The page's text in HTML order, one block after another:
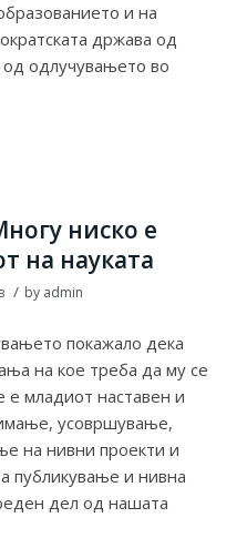
и на
држава од
одлучувањето во
ниско е
на науката
/ by admin
покажало дека
на кое треба да му се
е младиот наставен и
усовршување,
на нивни проекти и
публикување и нивна
дел од нашата